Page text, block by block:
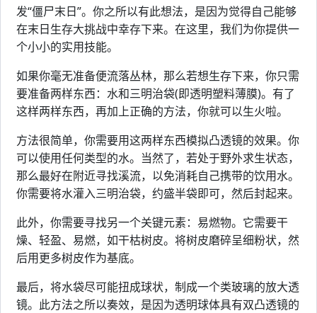
发“僵尸末日”。你之所以有此想法，是因为觉得自己能够
在末日生存大挑战中幸存下来。在这里，我们为你提供一
个小小的实用技能。
如果你毫无准备便流落丛林，那么若想生存下来，你只需
要准备两样东西：水和三明治袋(即透明塑料薄膜)。有了
这样两样东西，再加上正确的方法，你就可以生火啦。
方法很简单，你需要用这两样东西模拟凸透镜的效果。你
可以使用任何类型的水。当然了，若处于野外求生状态，
那么最好在附近寻找溪流，以免消耗自己携带的饮用水。
你需要将水灌入三明治袋，约盛半袋即可，然后封起来。
此外，你需要寻找另一个关键元素：易燃物。它需要干
燥、轻盈、易燃，如干枯树皮。将树皮磨碎呈细粉状，然
后用更多树皮作为基底。
最后，将水袋尽可能扭成球状，制成一个类玻璃的放大透
镜。此方法之所以奏效，是因为透明球体具有双凸透镜的